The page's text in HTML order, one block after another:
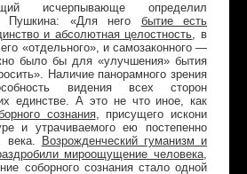
исчерпывающе определил
Пушкина: «Для него бытие есть
и абсолютная целостность, в
«отдельного», и самозаконного —
было бы для «улучшения» бытия
Наличие панорамного зрения
видения всех сторон
единстве. А это не что иное, как
сознания, присущего искони
и утрачиваемого ею постепенно
века.
Возрожденческий гуманизм и
мироощущение человека,
соборного сознания стало одной